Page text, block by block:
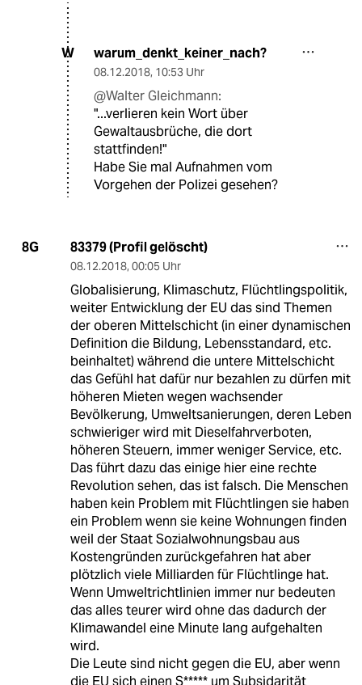
W warum_denkt_keiner_nach?
08.12.2018, 10:53 Uhr
@Walter Gleichmann:
"...verlieren kein Wort über
Gewaltausbrüche, die dort
stattfinden!"
Habe Sie mal Aufnahmen vom
Vorgehen der Polizei gesehen?
8G 83379 (Profil gelöscht)
08.12.2018, 00:05 Uhr
Globalisierung, Klimaschutz, Flüchtlingspolitik,
weiter Entwicklung der EU das sind Themen
der oberen Mittelschicht (in einer dynamischen
Definition die Bildung, Lebensstandard, etc.
beinhaltet) während die untere Mittelschicht
das Gefühl hat dafür nur bezahlen zu dürfen mit
höheren Mieten wegen wachsender
Bevölkerung, Umweltsanierungen, deren Leben
schwieriger wird mit Dieselfahrverboten,
höheren Steuern, immer weniger Service, etc.
Das führt dazu das einige hier eine rechte
Revolution sehen, das ist falsch. Die Menschen
haben kein Problem mit Flüchtlingen sie haben
ein Problem wenn sie keine Wohnungen finden
weil der Staat Sozialwohnungsbau aus
Kostengründen zurückgefahren hat aber
plötzlich viele Milliarden für Flüchtlinge hat.
Wenn Umweltrichtlinien immer nur bedeuten
das alles teurer wird ohne das dadurch der
Klimawandel eine Minute lang aufgehalten
wird.
Die Leute sind nicht gegen die EU, aber wenn
die EU sich einen S***** um Subsidarität